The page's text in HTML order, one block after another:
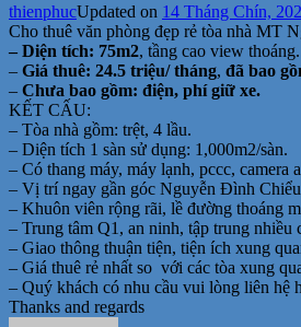
thienphucUpdated on 14 Tháng Chín,
Cho thuê văn phòng đẹp rẻ tòa nhà MT
– Diện tích: 75m2, tầng cao view thoáng.
– Giá thuê: 24.5 triệu/ tháng, đã bao
– Chưa bao gồm: điện, phí giữ xe.
KẾT CẤU:
– Tòa nhà gồm: trệt, 4 lầu.
– Diện tích 1 sàn sử dụng: 1,000m2/sàn.
– Có thang máy, máy lạnh, pccc, camera
– Vị trí ngay gần góc Nguyễn Đình
– Khuôn viên rộng rãi, lề đường thoáng
– Trung tâm Q1, an ninh, tập trung nhiều
– Giao thông thuận tiện, tiện ích xung
– Giá thuê rẻ nhất so với các tòa xung
– Quý khách có nhu cầu vui lòng liên hệ
Thanks and regards